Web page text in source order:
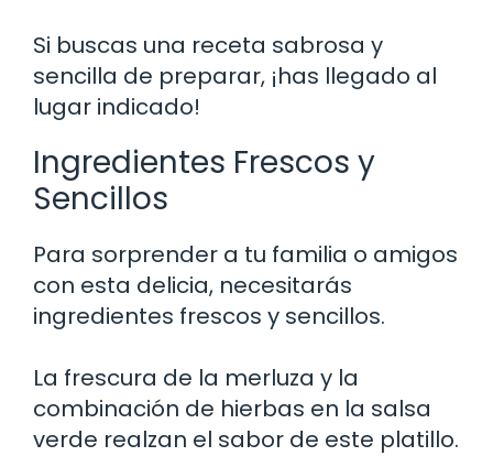
Si buscas una receta sabrosa y
sencilla de preparar, ¡has llegado al
lugar indicado!
Ingredientes Frescos y
Sencillos
Para sorprender a tu familia o amigos
con esta delicia, necesitarás
ingredientes frescos y sencillos.
La frescura de la merluza y la
combinación de hierbas en la salsa
verde realzan el sabor de este platillo.